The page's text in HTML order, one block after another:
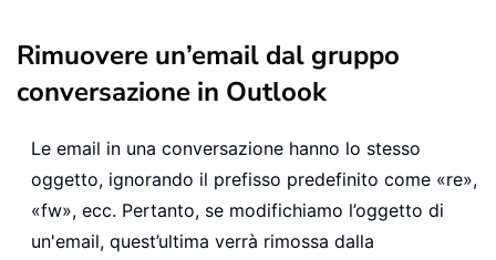
Rimuovere un’email dal gruppo
conversazione in Outlook
Le email in una conversazione hanno lo stesso
oggetto, ignorando il prefisso predefinito come «re»,
«fw», ecc. Pertanto, se modifichiamo l’oggetto di
un'email, quest’ultima verrà rimossa dalla